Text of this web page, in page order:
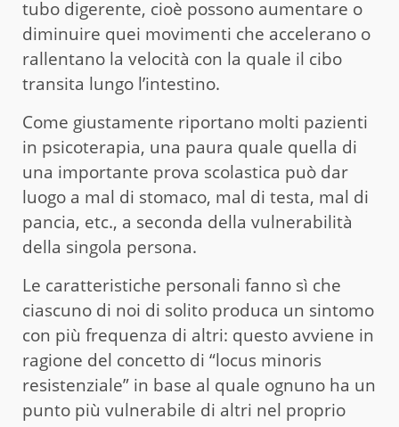
tubo digerente, cioè possono aumentare o
diminuire quei movimenti che accelerano o
rallentano la velocità con la quale il cibo
transita lungo l’intestino.
Come giustamente riportano molti pazienti
in psicoterapia, una paura quale quella di
una importante prova scolastica può dar
luogo a mal di stomaco, mal di testa, mal di
pancia, etc., a seconda della vulnerabilità
della singola persona.
Le caratteristiche personali fanno sì che
ciascuno di noi di solito produca un sintomo
con più frequenza di altri: questo avviene in
ragione del concetto di “locus minoris
resistenziale” in base al quale ognuno ha un
punto più vulnerabile di altri nel proprio